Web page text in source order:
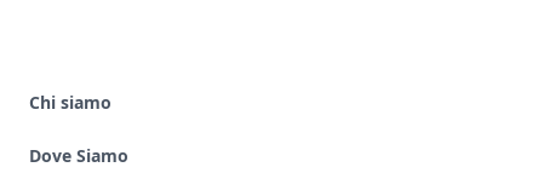
Chi siamo
Dove Siamo